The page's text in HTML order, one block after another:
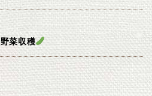
野菜収穫